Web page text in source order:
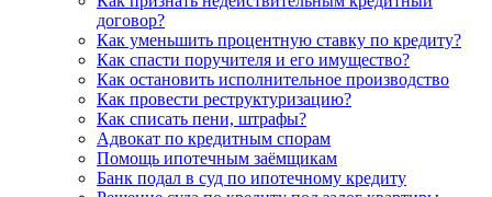
договор?
Как уменьшить процентную ставку по кредиту?
Как спасти поручителя и его имущество?
Как остановить исполнительное производство
Как провести реструктуризацию?
Как списать пени, штрафы?
Адвокат по кредитным спорам
Помощь ипотечным заёмщикам
Банк подал в суд по ипотечному кредиту